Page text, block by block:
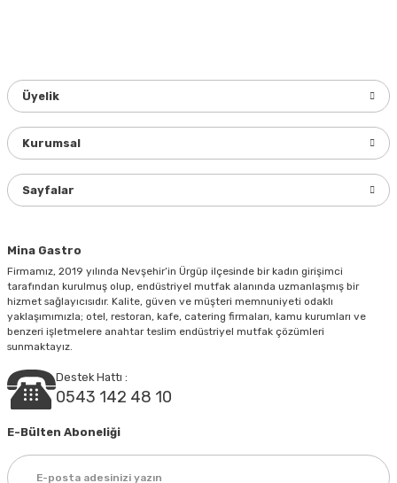
Mina Gastro
Firmamız, 2019 yılında Nevşehir’in Ürgüp ilçesinde bir kadın girişimci
tarafından kurulmuş olup, endüstriyel mutfak alanında uzmanlaşmış bir
hizmet sağlayıcısıdır. Kalite, güven ve müşteri memnuniyeti odaklı
yaklaşımımızla; otel, restoran, kafe, catering firmaları, kamu kurumları ve
benzeri işletmelere anahtar teslim endüstriyel mutfak çözümleri
sunmaktayız.
Destek Hattı :
0543 142 48 10
Üyelik
Kurumsal
Sayfalar
E-Bülten Aboneliği